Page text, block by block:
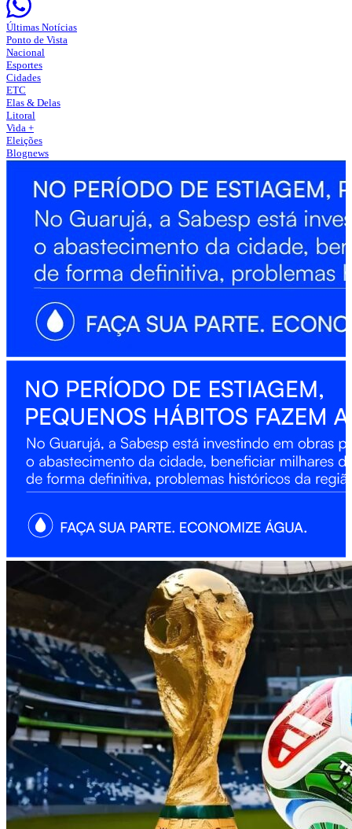
Últimas Notícias
Ponto de Vista
Nacional
Esportes
Cidades
ETC
Elas & Delas
Litoral
Vida +
Eleições
Blognews